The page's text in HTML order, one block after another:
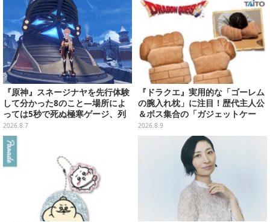
『原神』スネージナヤを先行体験
して分かった8のこと―場所によ
っては5秒で死ぬ極寒ゲージ、列
車は“ダイナミック途中下車”可能
など自由度高め
2026.8.7
『ドラクエ』実用的な「ゴーレム
の腕入れ枕」に注目！歴代主人公
＆ボス集合の「ガジェットケー
ス」ほか9プライズが続々展開
2026.8.9